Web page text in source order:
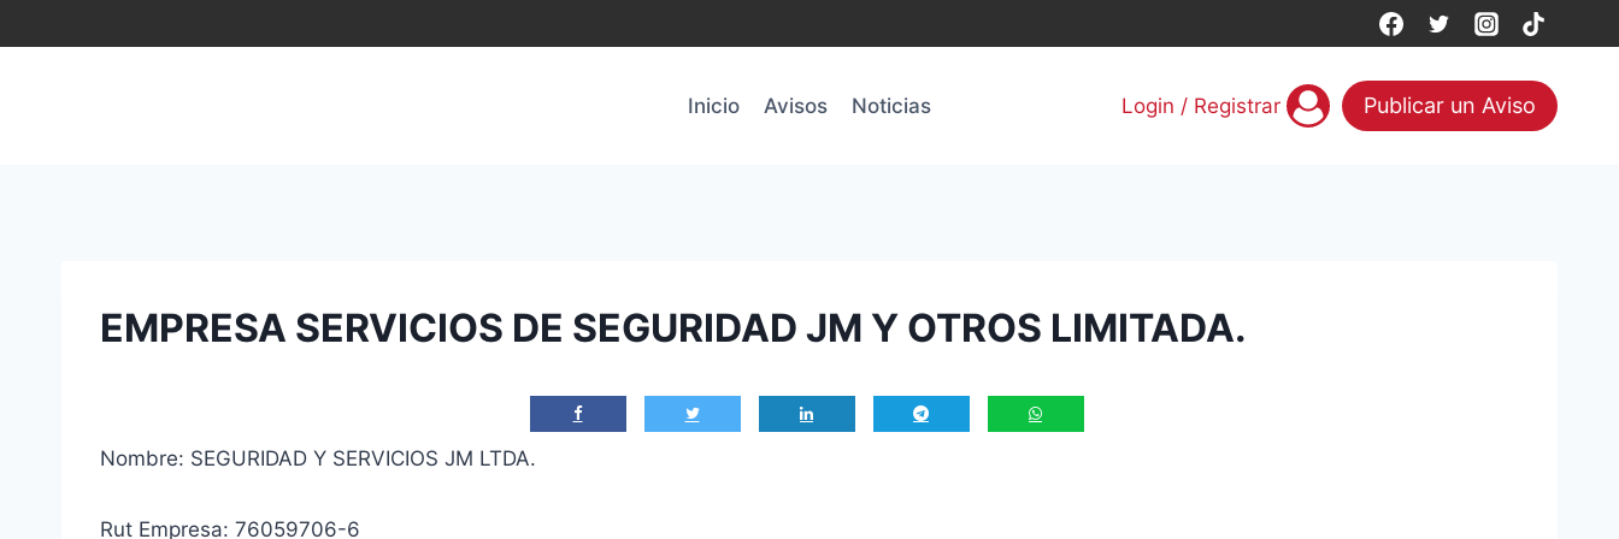
al
Inicio
Avisos Noticias Login / Registrar Publicar un Aviso
EMPRESA SERVICIOS DE SEGURIDAD JM Y OTROS LIMITADA.
Nombre: SEGURIDAD Y SERVICIOS JM LTDA.
Rut Empresa: 76059706-6